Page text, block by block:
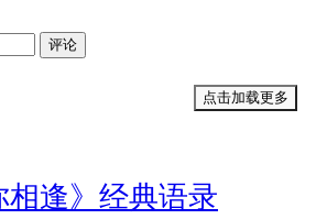
评论
点击加载更多
相逢》经典语录